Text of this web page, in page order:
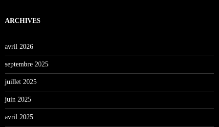
ARCHIVES
avril 2026
septembre 2025
juillet 2025
juin 2025
avril 2025